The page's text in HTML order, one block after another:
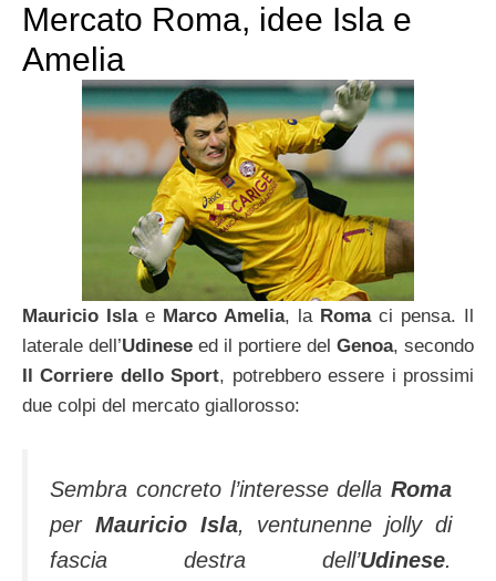
Mercato Roma, idee Isla e
Amelia
Mauricio Islae Marco Amelia, la Roma ci pensa. Il
laterale dell’Udinese ed il portiere del Genoa, secondo
Il Corriere dello Sport, potrebbero essere i prossimi
due colpi del mercato giallorosso:
Sembra concreto l’interesse della Roma
perMauricio Isla, ventunenne jolly di
fascia destra dell’Udinese.